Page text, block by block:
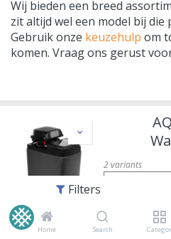
Filters
Home Search
Wij bieden een breed
zit altijd wel een model bij die
Gebruik onze keuzehulp om
komen. Vraag ons gerust
2variants
Reference:
Merk